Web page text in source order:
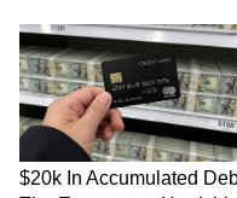
వచ్చేటప్పుడు ఏమీ
అలవోకగా పక్కకు
అవసరాలకు భరోసానిచ్చే
గా ఇచ్చింది. ఇంతకీ ఆ
సాధించిన విజయాలు
విజయాలు,